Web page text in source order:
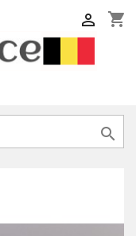
shopping_cart

